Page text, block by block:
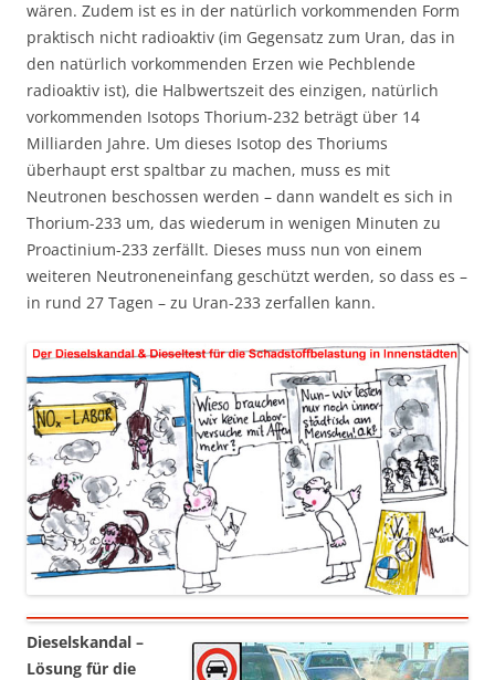
wären. Zudem ist es in der natürlich vorkommenden Form
praktisch nicht radioaktiv (im Gegensatz zum Uran, das in
den natürlich vorkommenden Erzen wie Pechblende
radioaktiv ist), die Halbwertszeit des einzigen, natürlich
vorkommenden Isotops Thorium-232 beträgt über 14
Milliarden Jahre. Um dieses Isotop des Thoriums
überhaupt erst spaltbar zu machen, muss es mit
Neutronen beschossen werden – dann wandelt es sich in
Thorium-233 um, das wiederum in wenigen Minuten zu
Proactinium-233 zerfällt. Dieses muss nun von einem
weiteren Neutroneneinfang geschützt werden, so dass es –
in rund 27 Tagen – zu Uran-233 zerfallen kann.
Dieselskandal –
Lösung für die